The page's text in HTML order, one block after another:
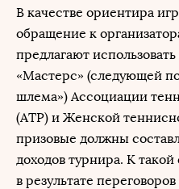
В качестве ориентира
обращение к
предлагают
«Мастерс» (следующей
шлема») Ассоциации
(ATP) и Женской
призовые должны
доходов турнира. К
в результате